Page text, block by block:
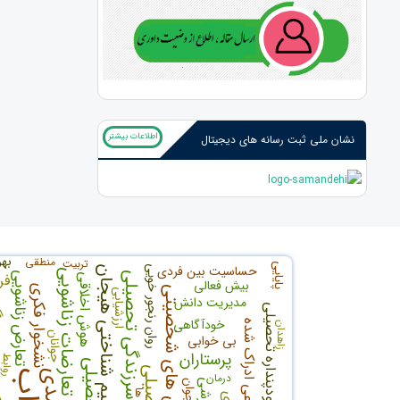
نشان ملی ثبت رسانه های دیجیتال اطلاعات بیشتر
تعارضات زناشوییتنظیم شناختی هیجانسرزندگی تحصیلیویژگی های شخصیتی تعارض زناشویینشخوار فکری پرستاران خودپنداره تحصیلی هوش اخلاقی
حساسیت بین فردی
مدیریت دانش
جوانان روان رنجور خویی بی خوابی
خودآگاهی
بیش فعالی پایایی
ارزشیابی
روابط
منطقی
درمان
زاهدان
تربیت